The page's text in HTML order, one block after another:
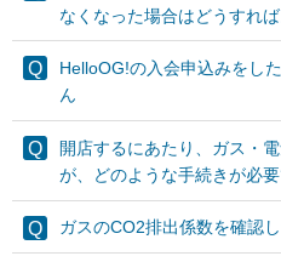
なくなった場合はどうすれ
HelloOG!の入会申込みをし
ん
開店するにあたり、ガス・
が、どのような手続きが必
ガスのCO2排出係数を確認